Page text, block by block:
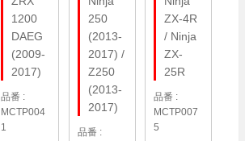
1200
DAEG
(2009-
2017)
品番 :
MCTP004
1
250
(2013-
2017) /
Z250
(2013-
2017)
品番 :
ZX-4R
/ Ninja
ZX-
25R
品番 :
MCTP007
5